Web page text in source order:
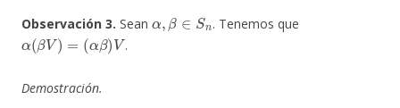
Observación 3. Sean
β∈ n
. Tenemos que
α(βV)=(αβ)V
.
Demostración.